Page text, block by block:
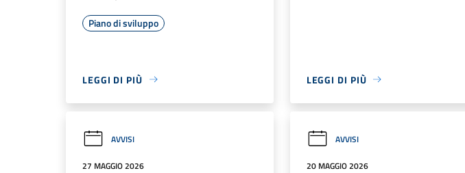
Piano di sviluppo
LEGGI DI PIÙ LEGGI DI PIÙ
AVVISI
27 MAGGIO 2026
AVVISI
20 MAGGIO 2026